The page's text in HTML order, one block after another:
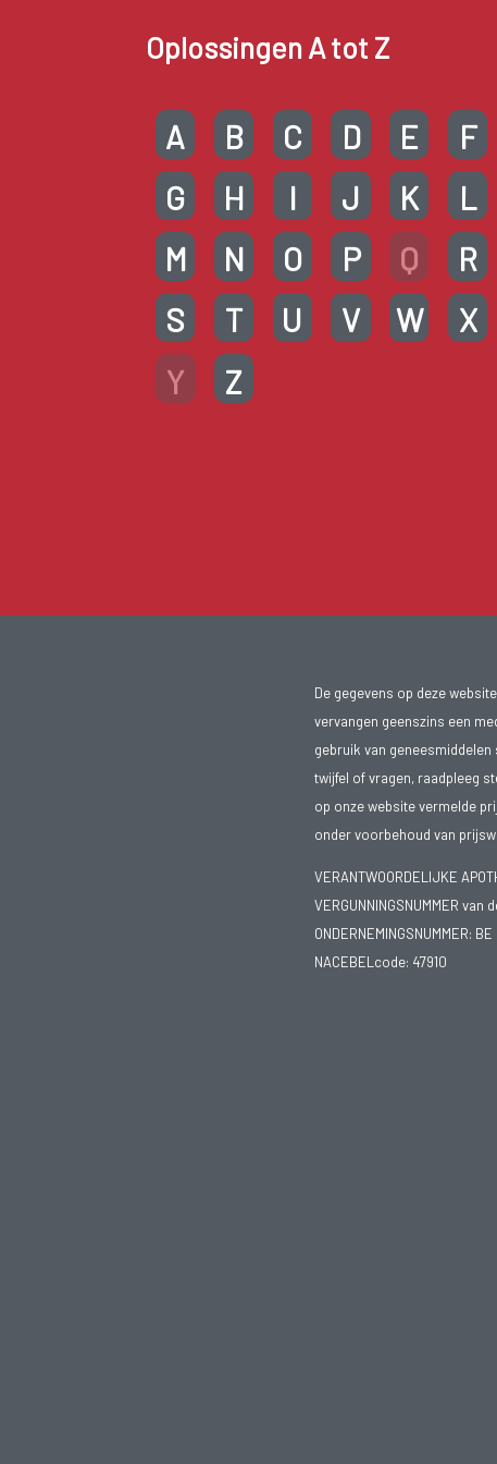
Oplossingen A tot Z
A B C D E
F
G
H I J K
L
M
N O P Q
R
S
T U V W
X
Y
Z
De gegevens op deze
vervangen geenszins een
gebruik van
twijfel of vragen, raadpleeg
op onze website vermelde
onder voorbehoud van
VERANTWOORDELIJKE
VERGUNNINGSNUMMER van
ONDERNEMINGSNUMMER: BE
NACEBELcode: 47910